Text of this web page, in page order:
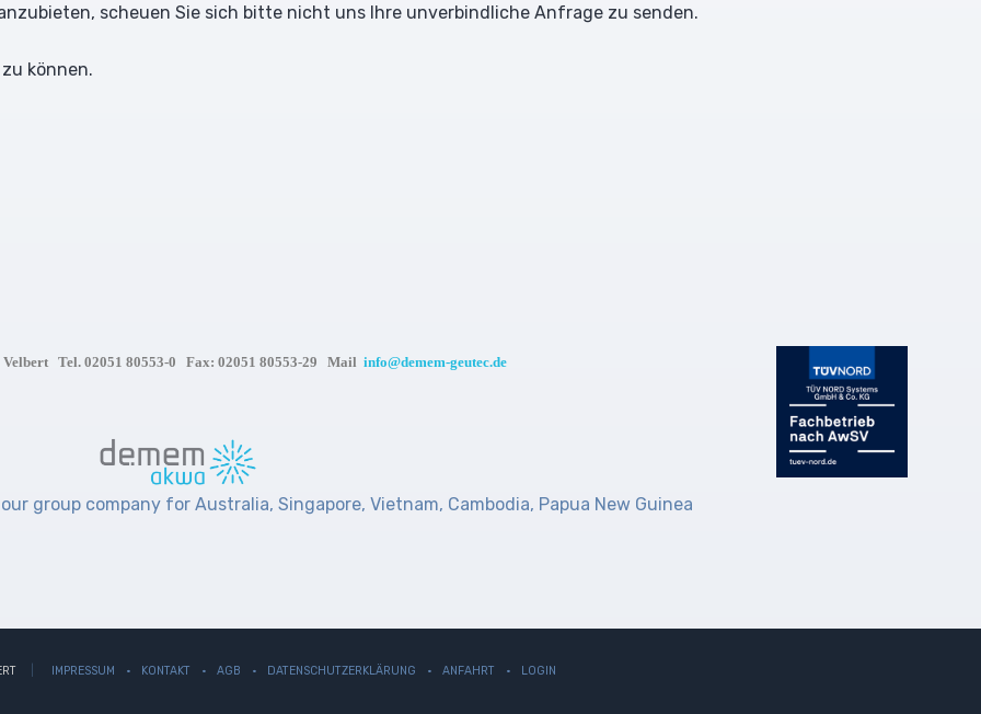
scheuen Sie sich bitte nicht uns Ihre unverbindliche Anfrage zu senden.
können.
Tel. 02051 80553-0 Fax: 02051 80553-29 Mail info@demem-geutec.de
group company for Australia, Singapore, Vietnam, Cambodia, Papua New Guinea
IMPRESSUM KONTAKT AGB DATENSCHUTZERKLÄRUNG ANFAHRT LOGIN